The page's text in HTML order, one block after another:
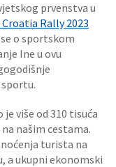
prvenstva u
Croatia Rally 2023
se o sportskom
Ine u ovu
je više od 310 tisuća
našim cestama.
turista na
a ukupni ekonomski